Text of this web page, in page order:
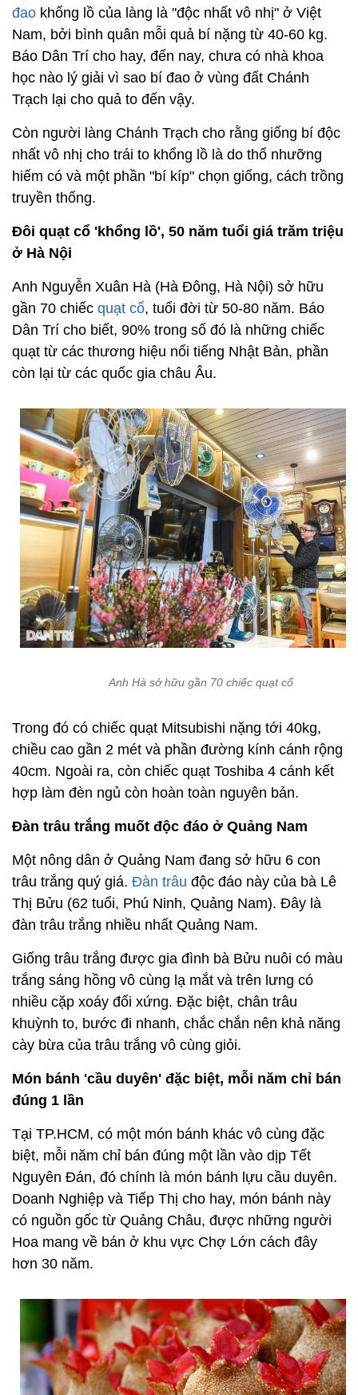
đao khổng lồ của làng là "độc nhất vô nhị" ở Việt
Nam, bởi bình quân mỗi quả bí nặng từ 40-60 kg.
Báo Dân Trí cho hay, đến nay, chưa có nhà khoa
học nào lý giải vì sao bí đao ở vùng đất Chánh
Trạch lại cho quả to đến vậy.
Còn người làng Chánh Trạch cho rằng giống bí độc
nhất vô nhị cho trái to khổng lồ là do thổ nhưỡng
hiếm có và một phần "bí kíp" chọn giống, cách trồng
truyền thống.
Đôi quạt cổ 'khổng lồ', 50 năm tuổi giá trăm triệu
ở Hà Nội
Anh Nguyễn Xuân Hà (Hà Đông, Hà Nội) sở hữu
gần 70 chiếc quạt cổ, tuổi đời từ 50-80 năm. Báo
Dân Trí cho biết, 90% trong số đó là những chiếc
quạt từ các thương hiệu nổi tiếng Nhật Bản, phần
còn lại từ các quốc gia châu Âu.
Anh Hà sở hữu gần 70 chiếc quạt cổ
Trong đó có chiếc quạt Mitsubishi nặng tới 40kg,
chiều cao gần 2 mét và phần đường kính cánh rộng
40cm. Ngoài ra, còn chiếc quạt Toshiba 4 cánh kết
hợp làm đèn ngủ còn hoàn toàn nguyên bản.
Đàn trâu trắng muốt độc đáo ở Quảng Nam
Một nông dân ở Quảng Nam đang sở hữu 6 con
trâu trắng quý giá. Đàn trâu độc đáo này của bà Lê
Thị Bửu (62 tuổi, Phú Ninh, Quảng Nam). Đây là
đàn trâu trắng nhiều nhất Quảng Nam.
Giống trâu trắng được gia đình bà Bửu nuôi có màu
trắng sáng hồng vô cùng lạ mắt và trên lưng có
nhiều cặp xoáy đối xứng. Đặc biệt, chân trâu
khuỳnh to, bước đi nhanh, chắc chắn nên khả năng
cày bừa của trâu trắng vô cùng giỏi.
Món bánh 'cầu duyên' đặc biệt, mỗi năm chỉ bán
đúng 1 lần
Tại TP.HCM, có một món bánh khác vô cùng đặc
biệt, mỗi năm chỉ bán đúng một lần vào dịp Tết
Nguyên Đán, đó chính là món bánh lựu cầu duyên.
Doanh Nghiệp và Tiếp Thị cho hay, món bánh này
có nguồn gốc từ Quảng Châu, được những người
Hoa mang về bán ở khu vực Chợ Lớn cách đây
hơn 30 năm.